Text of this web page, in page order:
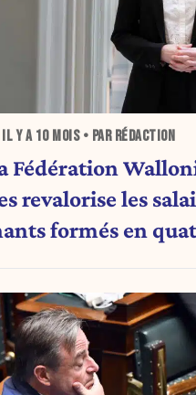
Y A 10 MOIS• PAR RÉDACTION
Fédération
revalorise les
formés en